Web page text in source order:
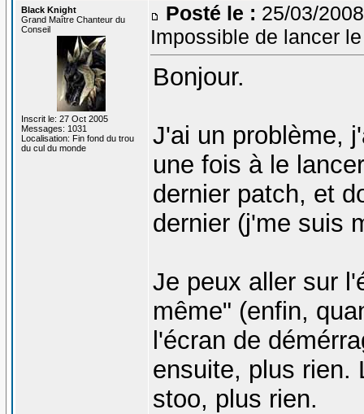
Black Knight
Grand Maître Chanteur du
Conseil
Inscrit le: 27 Oct 2005
Messages: 1031
Localisation: Fin fond du trou
du cul du monde
Posté le : 25/03/
Impossible de lancer
Bonjour.
J'ai un problème,
une fois à le
dernier patch, et
dernier (j'me suis
Je peux aller sur
même" (enfin,
l'écran de
ensuite, plus rien.
stoo, plus rien.